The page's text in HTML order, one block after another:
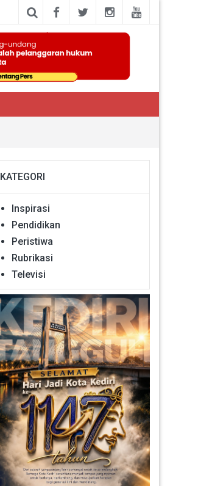
KATEGORI
Inspirasi
Pendidikan
Peristiwa
Rubrikasi
Televisi